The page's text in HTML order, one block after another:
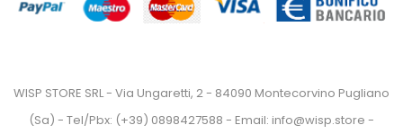
WISP STORE SRL - Via Ungaretti, 2 - 84090 Montecorvino Pugliano
(Sa) - Tel/Pbx: (+39) 0898427588 - Email: info@wisp.store -